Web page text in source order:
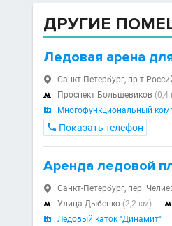
ДРУГИЕ
Ледовая арена
 Санкт-Петербург, пр-т
 Проспект Большевиков (0,4

Многофункциональный
 Показать телефон
Аренда ледовой
 Санкт-Петербург, пер.
 Улица Дыбенко (2,2 км) 
 Ледовый каток "Динамит"